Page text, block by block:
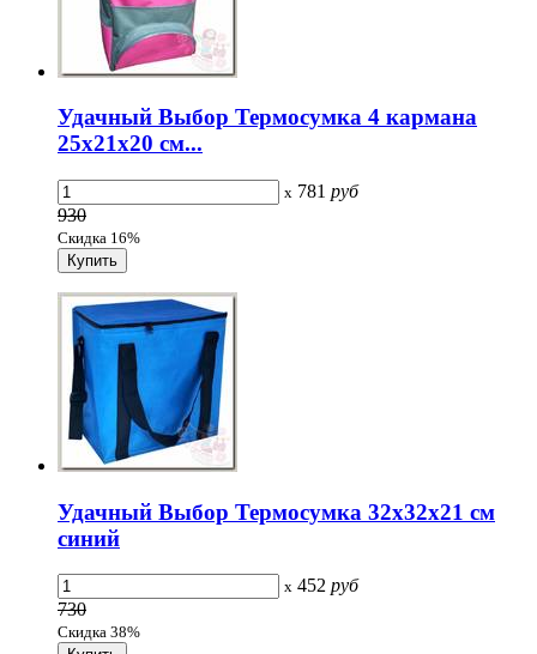
Удачный Выбор Термосумка 4 кармана
25x21x20 см...
x 781 руб
930
Скидка 16%
Удачный Выбор Термосумка 32x32x21 см
синий
x 452 руб
730
Скидка 38%